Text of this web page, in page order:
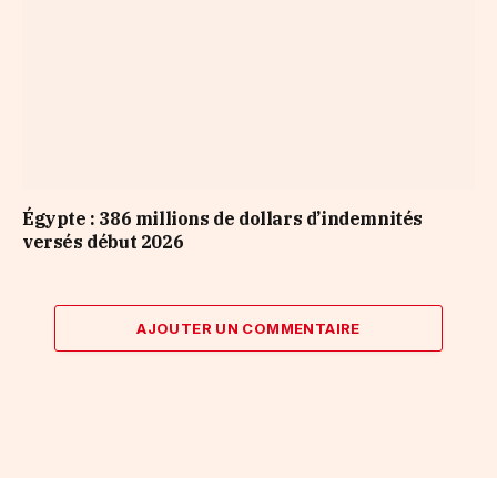
Égypte : 386 millions de dollars d’indemnités
versés début 2026
AJOUTER UN COMMENTAIRE